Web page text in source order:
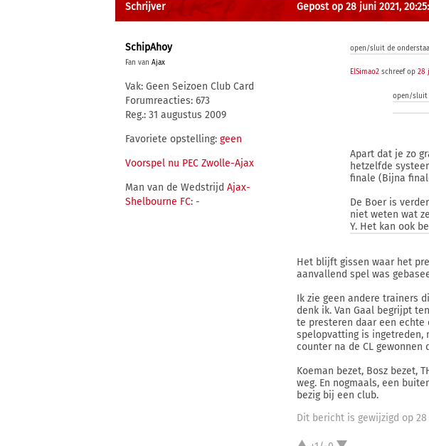
Schrijver Gepost op 28 juni 2021,
SchipAhoy
Fan van Ajax
Vak: Geen Seizoen Club Card
Forumreacties: 673
Reg.: 31 augustus 2009
Favoriete opstelling: geen
Voorspel nu PEC Zwolle-Ajax
Man van de Wedstrijd Ajax-
Shelbourne FC: -
open/sluit de
ElSimao2 schreef op28
open/sluit
Apart dat je zo
hetzelfde
finale (Bijna
De Boer is
niet weten wat
Y. Het kan ook
Het blijft gissen waar het
aanvallend spel was
Ik zie geen andere trainers
denk ik. Van Gaal begrijpt
te presteren daar een
spelopvatting is ingetreden,
counter na de CL
Koeman bezet, Bosz bezet,
weg. En nogmaals, een
bezig bij een club.
Dit bericht is gewijzigd op 28